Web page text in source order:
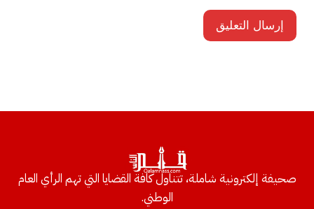
صحيفة إلكترونية شاملة، تتناول كافة القضايا التي تهم الرأي العام
الوطني.